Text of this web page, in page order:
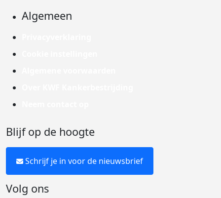
Algemeen
Blijf op de hoogte
Schrijf je in voor de nieuwsbrief
Volg ons